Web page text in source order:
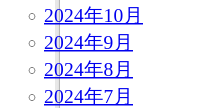
2024年10月
2024年9月
2024年8月
2024年7月